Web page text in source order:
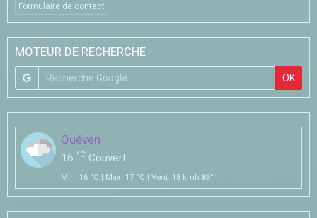
Formulaire de contact
MOTEUR DE RECHERCHE
OK
Quéven
16 °C Couvert
Min: 16 °C | Max: 17 °C | Vent: 18 kmh 86°